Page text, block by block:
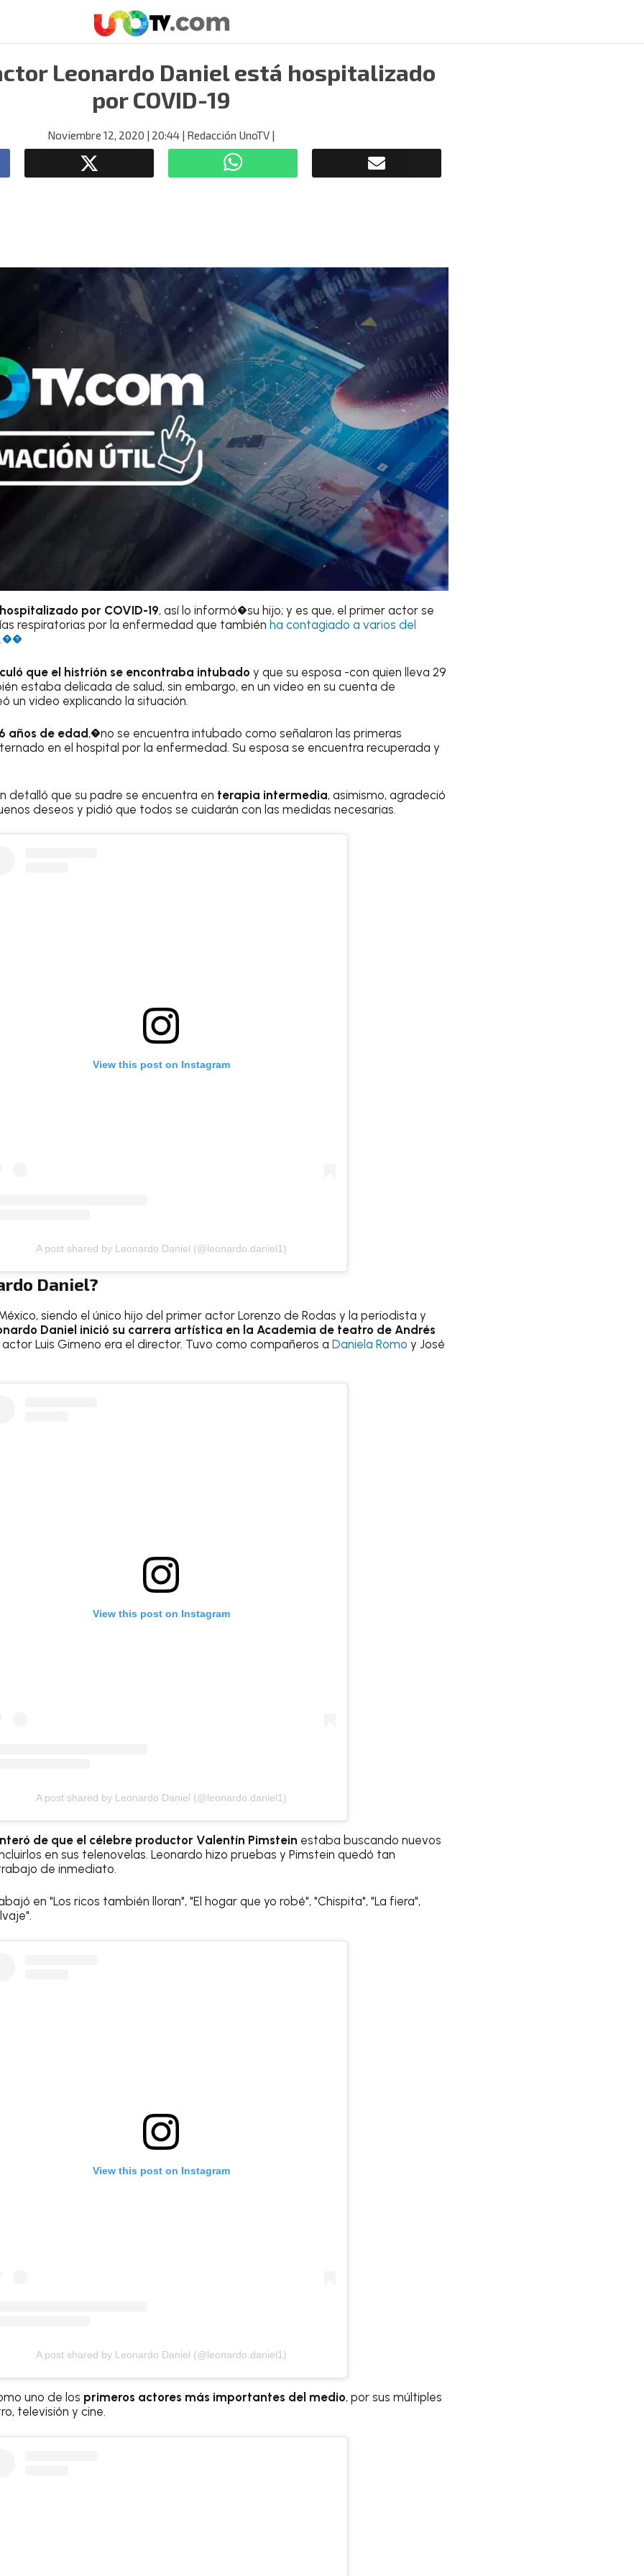
Leonardo Daniel está hospitalizado
por COVID-19
Noviembre 12, 2020 | 20:44 | Redacción UnoTV |
por COVID-19, así lo informó�su hijo; y es que, el primer actor se
respiratorias por la enfermedad que también ha contagiado a varios del
que el histrión se encontraba intubado y que su esposa -con quien lleva 29
estaba delicada de salud, sin embargo, en un video en su cuenta de
un video explicando la situación.
años de edad ,�no se encuentra intubado como señalaron las primeras
en el hospital por la enfermedad. Su esposa se encuentra recuperada y
detalló que su padre se encuentra en terapia intermedia, asimismo, agradeció
deseos y pidió que todos se cuidarán con las medidas necesarias.
View this post on Instagram
A post shared by Leonardo Daniel (@leonardo.daniel1)
Daniel?
siendo el único hijo del primer actor Lorenzo de Rodas y la periodista y
Daniel inició su carrera artística en la Academia de teatro de Andrés
Luis Gimeno era el director. Tuvo como compañeros a Daniela Romo y José
View this post on Instagram
A post shared by Leonardo Daniel (@leonardo.daniel1)
de que el célebre productor Valentín Pimstein estaba buscando nuevos
en sus telenovelas. Leonardo hizo pruebas y Pimstein quedó tan
de inmediato.
en "Los ricos también lloran", "El hogar que yo robé", "Chispita", "La fiera",
View this post on Instagram
A post shared by Leonardo Daniel (@leonardo.daniel1)
uno de los primeros actores más importantes del medio, por sus múltiples
televisión y cine.